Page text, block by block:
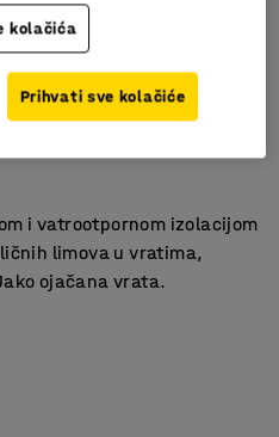
i vatrootpornom izolacijom
limova u vratima,
ojačana vrata.
kolačića
Prihvati sve kolačiće